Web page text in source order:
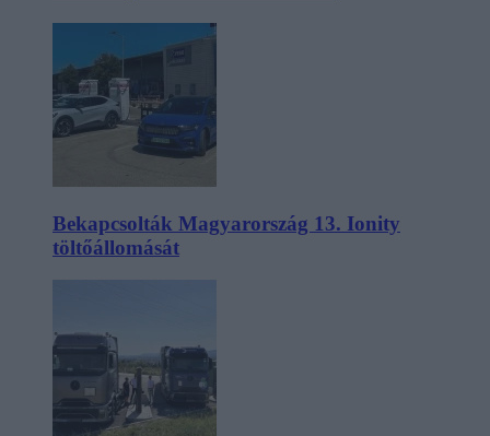
Bekapcsolták Magyarország 13. Ionity
töltőállomását